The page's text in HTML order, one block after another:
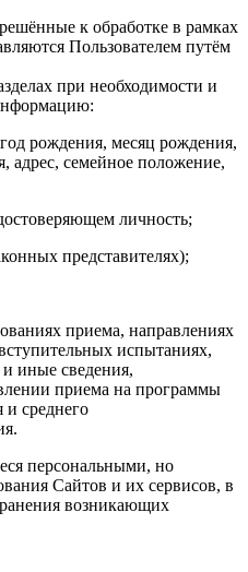
к обработке в рамках
Пользователем путём
при необходимости и
рождения, месяц рождения,
адрес, семейное положение,
личность;
представителях);
приема, направлениях
испытаниях,
иные сведения,
приема на программы
и среднего
персональными, но
Сайтов и их сервисов, в
возникающих